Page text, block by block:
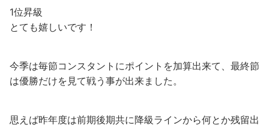
1位昇級
とても嬉しいです！
今季は毎節コンスタントにポイントを加算出来て、最終節
は優勝だけを見て戦う事が出来ました。
思えば昨年度は前期後期共に降級ラインから何とか残留出